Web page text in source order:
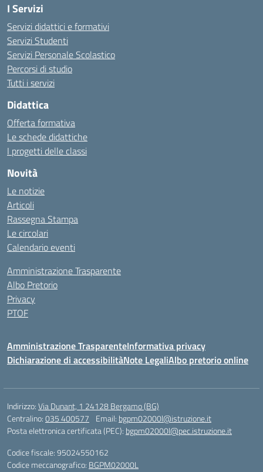
I Servizi
Servizi didattici e formativi
Servizi Studenti
Servizi Personale Scolastico
Percorsi di studio
Tutti i servizi
Didattica
Offerta formativa
Le schede didattiche
I progetti delle classi
Novità
Le notizie
Articoli
Rassegna Stampa
Le circolari
Calendario eventi
Amministrazione Trasparente
Albo Pretorio
Privacy
PTOF
Amministrazione TrasparenteInformativa privacy
Dichiarazione di accessibilitàNote LegaliAlbo pretorio online
Indirizzo:Via Dunant, 1 24128 Bergamo (BG)
Centralino:035 400577 Email: bgpm02000l@istruzione.it
Posta elettronica certificata (PEC): bgpm02000l@pec.istruzione.it
Codice fiscale: 95024550162
Codice meccanografico: BGPM02000L